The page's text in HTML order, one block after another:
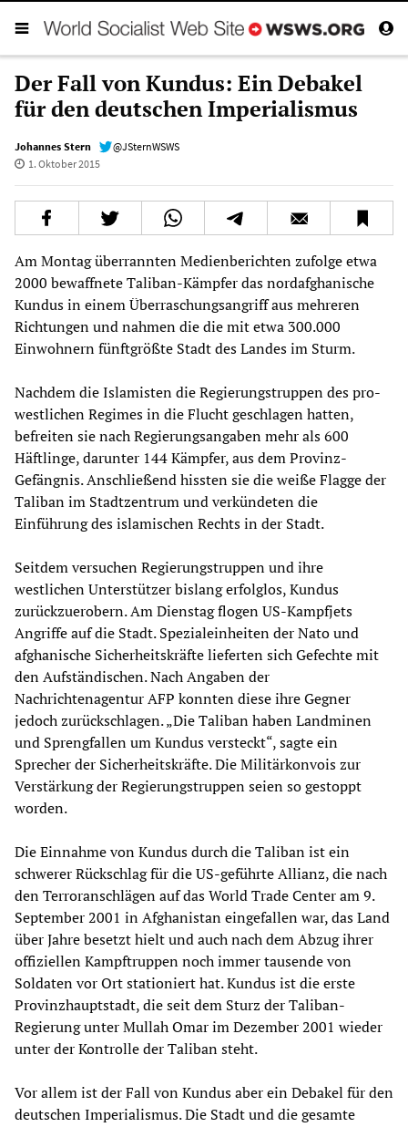
Der Fall von Kundus: Ein Debakel
für den deutschen Imperialismus
Johannes Stern
@JSternWSWS
1. Oktober 2015
Am Montag überrannten Medienberichten zufolge etwa
2000 bewaffnete Taliban-Kämpfer das nordafghanische
Kundus in einem Überraschungsangriff aus mehreren
Richtungen und nahmen die die mit etwa 300.000
Einwohnern fünftgrößte Stadt des Landes im Sturm.
Nachdem die Islamisten die Regierungstruppen des pro-
westlichen Regimes in die Flucht geschlagen hatten,
befreiten sie nach Regierungsangaben mehr als 600
Häftlinge, darunter 144 Kämpfer, aus dem Provinz-
Gefängnis. Anschließend hissten sie die weiße Flagge der
Taliban im Stadtzentrum und verkündeten die
Einführung des islamischen Rechts in der Stadt.
Seitdem versuchen Regierungstruppen und ihre
westlichen Unterstützer bislang erfolglos, Kundus
zurückzuerobern. Am Dienstag flogen US-Kampfjets
Angriffe auf die Stadt. Spezialeinheiten der Nato und
afghanische Sicherheitskräfte lieferten sich Gefechte mit
den Aufständischen. Nach Angaben der
Nachrichtenagentur AFP konnten diese ihre Gegner
jedoch zurückschlagen. „Die Taliban haben Landminen
und Sprengfallen um Kundus versteckt“, sagte ein
Sprecher der Sicherheitskräfte. Die Militärkonvois zur
Verstärkung der Regierungstruppen seien so gestoppt
worden.
Die Einnahme von Kundus durch die Taliban ist ein
schwerer Rückschlag für die US-geführte Allianz, die nach
den Terroranschlägen auf das World Trade Center am 9.
September 2001 in Afghanistan eingefallen war, das Land
über Jahre besetzt hielt und auch nach dem Abzug ihrer
offiziellen Kampftruppen noch immer tausende von
Soldaten vor Ort stationiert hat. Kundus ist die erste
Provinzhauptstadt, die seit dem Sturz der Taliban-
Regierung unter Mullah Omar im Dezember 2001 wieder
unter der Kontrolle der Taliban steht.
Vor allem ist der Fall von Kundus aber ein Debakel für den
deutschen Imperialismus. Die Stadt und die gesamte